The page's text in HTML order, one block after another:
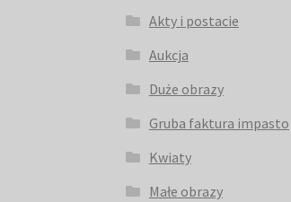
Akty i postacie
Aukcja
Duże obrazy
Gruba faktura impasto
Kwiaty
Małe obrazy